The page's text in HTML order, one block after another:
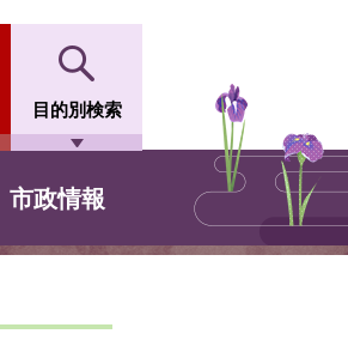
目的別検索
市政情報